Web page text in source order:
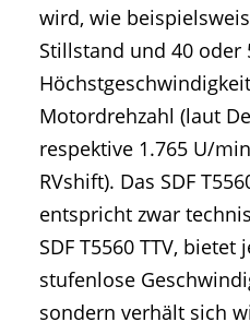
wird, wie
Stillstand und 40 oder
Motordrehzahl (laut
respektive 1.765 U/
RVshift). Das SDF
entspricht zwar
SDF T5560 TTV, bietet
stufenlose
sondern verhält sich